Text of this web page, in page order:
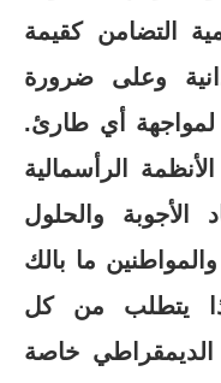
التضامن كقيمة
وعلى ضرورة
لمواجهة أي طارئ.
الرأسمالية
الأجوبة والحلول
ما بالك
يتطلب من كل
الديمقراطي خاصة